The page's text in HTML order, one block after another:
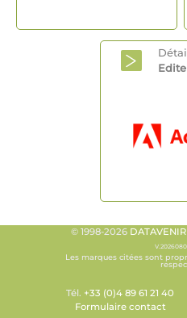
© 1998-2026 DATAVENIR
Les marques citées sont
Tél. +33 (0)4 89 61 21 40
Formulaire contact